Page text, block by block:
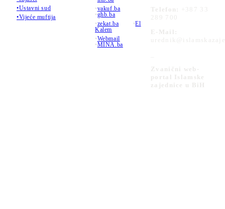
•Ustavni sud
•Vijeće muftija
•vakuf.ba
•ghb.ba
•zekat.ba •El
Kalem
•Webmail
•MINA.ba
Telefon:
+387 33
289 700
E-Mail:
Zvanični web-
portal Islamske
zajednice u BiH